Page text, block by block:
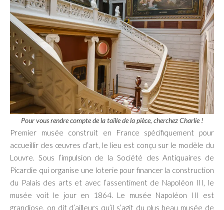
Pour vous rendre compte de la taille de la pièce, cherchez Charlie !
Premier musée construit en France spécifiquement pour
accueillir des œuvres d’art, le lieu est conçu sur le modèle du
Louvre. Sous l’impulsion de la Société des Antiquaires de
Picardie qui organise une loterie pour financer la construction
du Palais des arts et avec l’assentiment de Napoléon III, le
musée voit le jour en 1864. Le musée Napoléon III est
grandiose, on dit d’ailleurs qu’il s’agit du plus beau musée de